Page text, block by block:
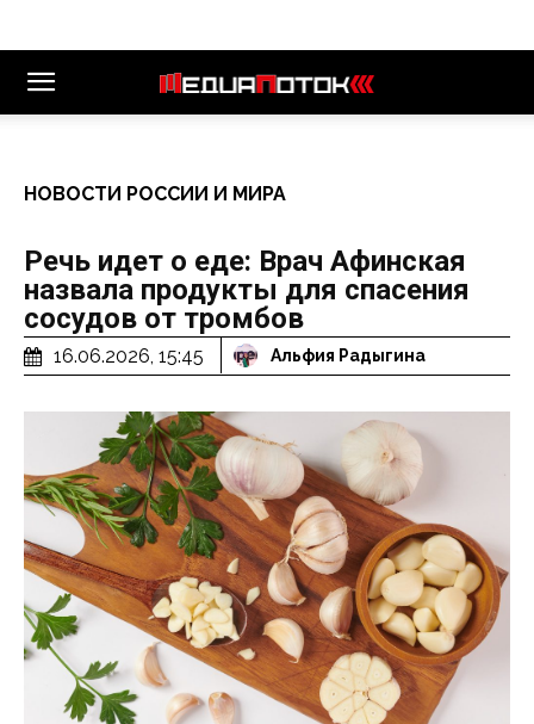
НОВОСТИ РОССИИ И МИРА
Речь идет о еде: Врач Афинская
назвала продукты для спасения
сосудов от тромбов
16.06.2026, 15:45 Альфия Радыгина